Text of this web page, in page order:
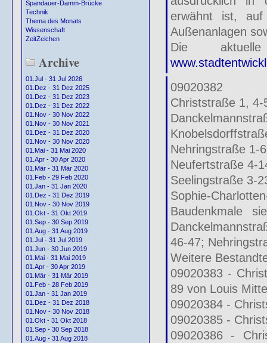
Spandauer-Damm-Brücke
Technik
Thema des Monats
Wissenschaft
ZeitZeichen
Archive
01.Jul - 31 Jul 2026
01.Dez - 31 Dez 2025
01.Dez - 31 Dez 2023
01.Dez - 31 Dez 2022
01.Nov - 30 Nov 2022
01.Nov - 30 Nov 2021
01.Dez - 31 Dez 2020
01.Nov - 30 Nov 2020
01.Mai - 31 Mai 2020
01.Apr - 30 Apr 2020
01.Mär - 31 Mär 2020
01.Feb - 29 Feb 2020
01.Jan - 31 Jan 2020
01.Dez - 31 Dez 2019
01.Nov - 30 Nov 2019
01.Okt - 31 Okt 2019
01.Sep - 30 Sep 2019
01.Aug - 31 Aug 2019
01.Jul - 31 Jul 2019
01.Jun - 30 Jun 2019
01.Mai - 31 Mai 2019
01.Apr - 30 Apr 2019
01.Mär - 31 Mär 2019
01.Feb - 28 Feb 2019
01.Jan - 31 Jan 2019
01.Dez - 31 Dez 2018
01.Nov - 30 Nov 2018
01.Okt - 31 Okt 2018
01.Sep - 30 Sep 2018
01.Aug - 31 Aug 2018
erwähnt ist, auf
Außenanlagen
Die
09020382
Christstraße 1,
Nehringstraße 1-
Neufertstraße 4-
Seelingstraße 3-
Sophie-
Baudenkmale
46-47;
Weitere
09020383 -
89 von Louis
09020384 -
09020385 -
09020386 -